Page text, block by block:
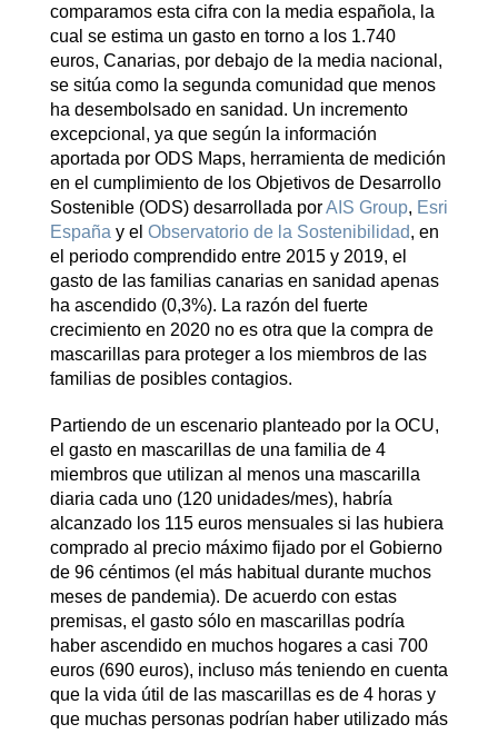
comparamos esta cifra con la media española, la
cual se estima un gasto en torno a los 1.740
euros, Canarias, por debajo de la media nacional,
se sitúa como la segunda comunidad que menos
ha desembolsado en sanidad. Un incremento
excepcional, ya que según la información
aportada por ODS Maps, herramienta de medición
en el cumplimiento de los Objetivos de Desarrollo
Sostenible (ODS) desarrollada porAIS Group, Esri
España y el Observatorio de la Sostenibilidad, en
el periodo comprendido entre 2015 y 2019, el
gasto de las familias canarias en sanidad apenas
ha ascendido (0,3%). La razón del fuerte
crecimiento en 2020 no es otra que la compra de
mascarillas para proteger a los miembros de las
familias de posibles contagios.
Partiendo de un escenario planteado por la OCU,
el gasto en mascarillas de una familia de 4
miembros que utilizan al menos una mascarilla
diaria cada uno (120 unidades/mes), habría
alcanzado los 115 euros mensuales si las hubiera
comprado al precio máximo fijado por el Gobierno
de 96 céntimos (el más habitual durante muchos
meses de pandemia). De acuerdo con estas
premisas, el gasto sólo en mascarillas podría
haber ascendido en muchos hogares a casi 700
euros (690 euros), incluso más teniendo en cuenta
que la vida útil de las mascarillas es de 4 horas y
que muchas personas podrían haber utilizado más